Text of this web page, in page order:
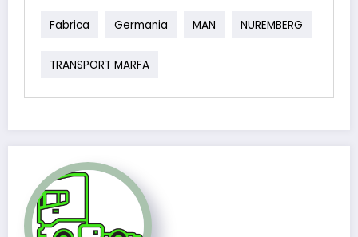
Fabrica Germania MAN NUREMBERG
TRANSPORT MARFA